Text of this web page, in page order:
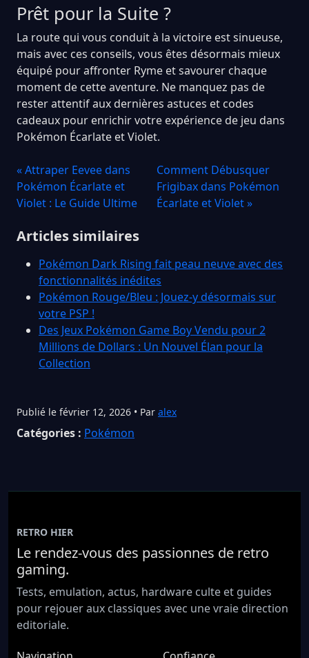
Prêt pour la Suite ?
La route qui vous conduit à la victoire est sinueuse,
mais avec ces conseils, vous êtes désormais mieux
équipé pour affronter Ryme et savourer chaque
moment de cette aventure. Ne manquez pas de
rester attentif aux dernières astuces et codes
cadeaux pour enrichir votre expérience de jeu dans
Pokémon Écarlate et Violet.
« Attraper Eevee dans
Pokémon Écarlate et
Violet : Le Guide Ultime
Comment Débusquer
Frigibax dans Pokémon
Écarlate et Violet »
Articles similaires
Pokémon Dark Rising fait peau neuve avec des
fonctionnalités inédites
Pokémon Rouge/Bleu : Jouez-y désormais sur
votre PSP !
Des Jeux Pokémon Game Boy Vendu pour 2
Millions de Dollars : Un Nouvel Élan pour la
Collection
Publié le février 12, 2026 • Par alex
Catégories : Pokémon
RETRO HIER
Le rendez-vous des passionnes de retro
gaming.
Tests, emulation, actus, hardware culte et guides
pour rejouer aux classiques avec une vraie direction
editoriale.